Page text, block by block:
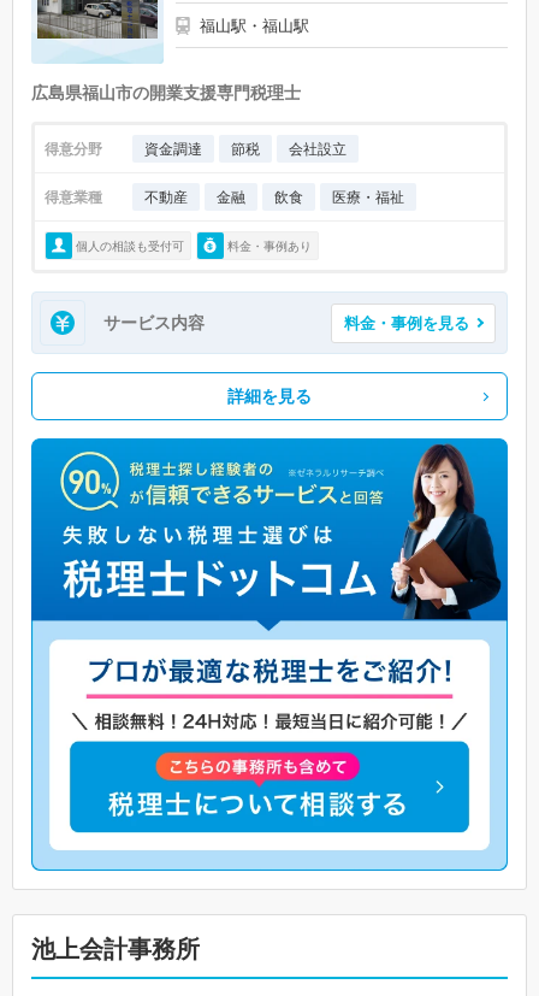
福山駅・福山駅
広島県福山市の開業支援専門税理士
得意分野 資金調達 節税 会社設立
得意業種 不動産 金融 飲食 医療・福祉
個人の相談も受付可 料金・事例あり
サービス内容 料金・事例を見る
詳細を見る
池上会計事務所